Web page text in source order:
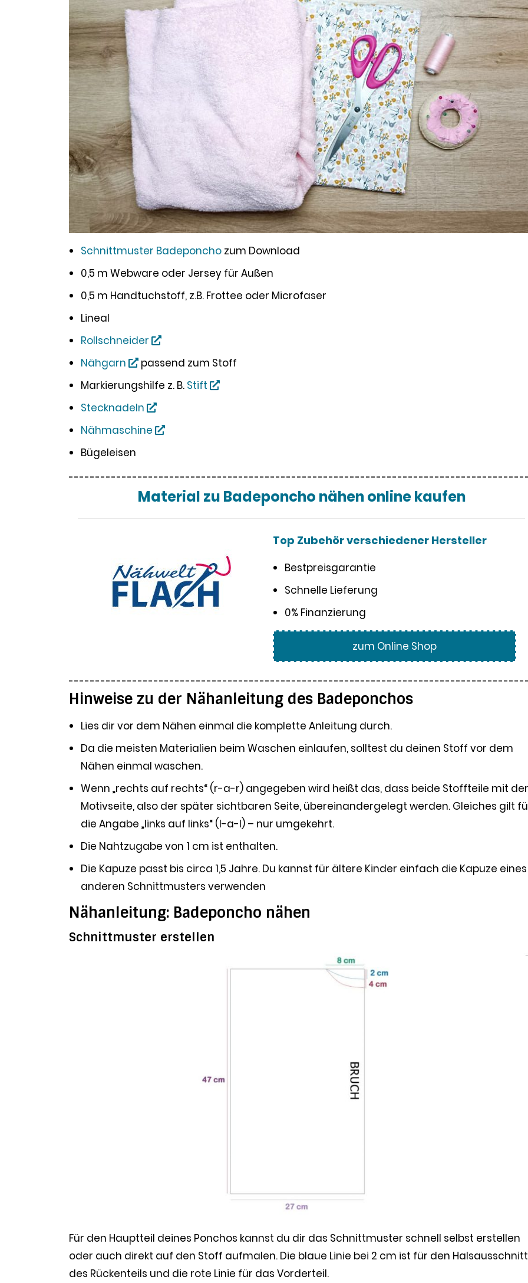
Schnittmuster Badeponcho zum Download
0,5 m Webware oder Jersey für Außen
0,5 m Handtuchstoff, z.B. Frottee oder Microfaser
Lineal
Rollschneider
Nähgarn
passend zum Stoff
Markierungshilfe z. B. Stift
Stecknadeln
Nähmaschine
Bügeleisen
Material zu Badeponcho nähen online kaufen
Top Zubehör verschiedener Hersteller
Bestpreisgarantie
Schnelle Lieferung
0% Finanzierung
zum Online Shop
Hinweise zu der Nähanleitung des Badeponchos
Lies dir vor dem Nähen einmal die komplette Anleitung durch.
Da die meisten Materialien beim Waschen einlaufen, solltest du deinen Stoff vor dem
Nähen einmal waschen.
Wenn „rechts auf rechts“ (r-a-r) angegeben wird heißt das, dass beide Stoffteile mit der
Motivseite, also der später sichtbaren Seite, übereinandergelegt werden. Gleiches gilt
die Angabe „links auf links“ (l-a-l) – nur umgekehrt.
Die Nahtzugabe von 1 cm ist enthalten.
Die Kapuze passt bis circa 1,5 Jahre. Du kannst für ältere Kinder einfach die Kapuze eines
anderen Schnittmusters verwenden
Nähanleitung: Badeponcho nähen
Schnittmuster erstellen
Für den Hauptteil deines Ponchos kannst du dir das Schnittmuster schnell selbst erstellen
oder auch direkt auf den Stoff aufmalen. Die blaue Linie bei 2 cm ist für den Halsausschnitt
des Rückenteils und die rote Linie für das Vorderteil.